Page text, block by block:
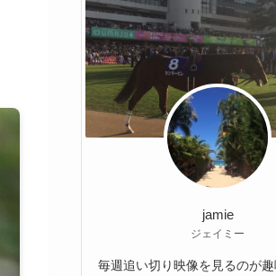
jamie
ジェイミー
毎週追い切り映像を見るのが